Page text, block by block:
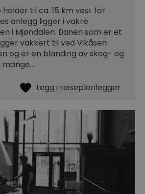
til ca. 15 km vest for
anlegg ligger i vakre
i Mjøndalen. Banen som er et
vakkert til ved Vikåsen
og er en blanding av skog- og